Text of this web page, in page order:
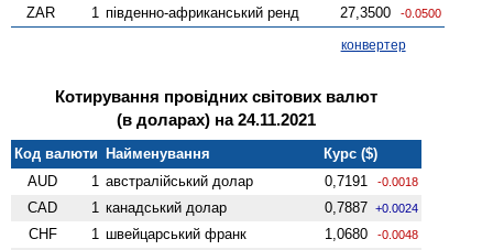
ZAR 1 південно-африканський ренд 27,3500 -0.0500
конвертер
Котирування провідних світових валют
(в доларах) на 24.11.2021
Код валюти Найменування
Курс ($)
AUD
1 австралійський долар 0,7191 -0.0018
CAD 1 канадський долар 0,7887 +0.0024
CHF 1 швейцарський франк 1,0680 -0.0048